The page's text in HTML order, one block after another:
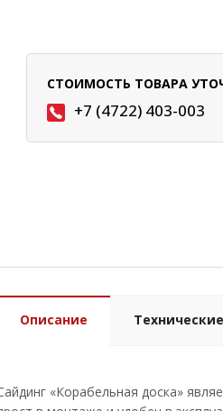
СТОИМОСТЬ ТОВАРА
+7 (4722) 403-003
Описание
«Корабельная доска»